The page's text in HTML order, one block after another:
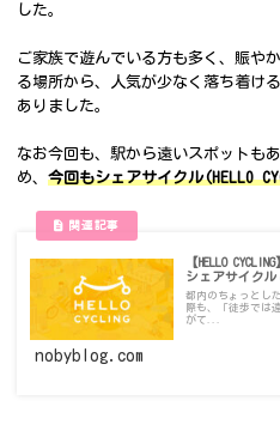
した。
ご家族で遊んでいる方も多く、賑や
る場所から、人気が少なく落ち着け
ありました。
なお今回も、駅から遠いスポットも
め、 今回もシェアサイクル(HELLO
【HELLO
シェアサイク
都内のちょっとし
際も、「徒歩では
がて...
nobyblog.com